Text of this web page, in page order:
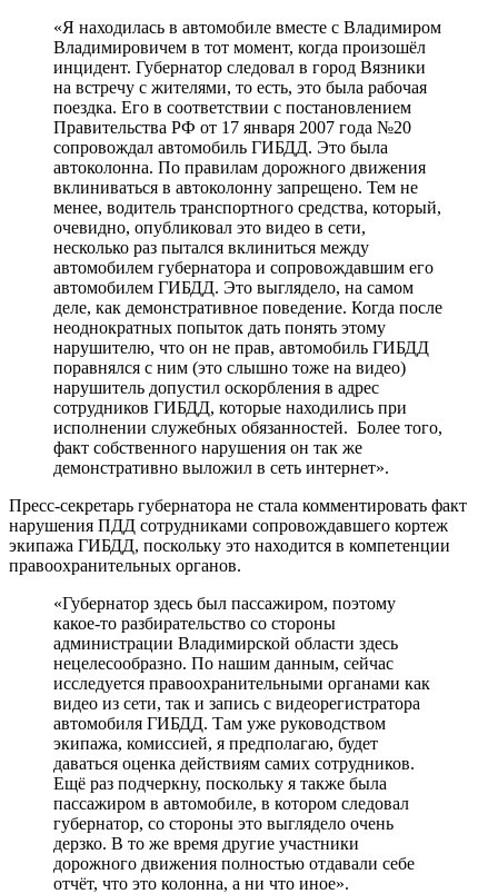
«Я находилась в автомобиле вместе с Владимиром
Владимировичем в тот момент, когда произошёл
инцидент. Губернатор следовал в город Вязники
на встречу с жителями, то есть, это была рабочая
поездка. Его в соответствии с постановлением
Правительства РФ от 17 января 2007 года №20
сопровождал автомобиль ГИБДД. Это была
автоколонна. По правилам дорожного движения
вклиниваться в автоколонну запрещено. Тем не
менее, водитель транспортного средства, который,
очевидно, опубликовал это видео в сети,
несколько раз пытался вклиниться между
автомобилем губернатора и сопровождавшим его
автомобилем ГИБДД. Это выглядело, на самом
деле, как демонстративное поведение. Когда после
неоднократных попыток дать понять этому
нарушителю, что он не прав, автомобиль ГИБДД
поравнялся с ним (это слышно тоже на видео)
нарушитель допустил оскорбления в адрес
сотрудников ГИБДД, которые находились при
исполнении служебных обязанностей. Более того,
факт собственного нарушения он так же
демонстративно выложил в сеть интернет».
Пресс-секретарь губернатора не стала комментировать факт
нарушения ПДД сотрудниками сопровождавшего кортеж
экипажа ГИБДД, поскольку это находится в компетенции
правоохранительных органов.
«Губернатор здесь был пассажиром, поэтому
какое-то разбирательство со стороны
администрации Владимирской области здесь
нецелесообразно. По нашим данным, сейчас
исследуется правоохранительными органами как
видео из сети, так и запись с видеорегистратора
автомобиля ГИБДД. Там уже руководством
экипажа, комиссией, я предполагаю, будет
даваться оценка действиям самих сотрудников.
Ещё раз подчеркну, поскольку я также была
пассажиром в автомобиле, в котором следовал
губернатор, со стороны это выглядело очень
дерзко. В то же время другие участники
дорожного движения полностью отдавали себе
отчёт, что это колонна, а ни что иное».